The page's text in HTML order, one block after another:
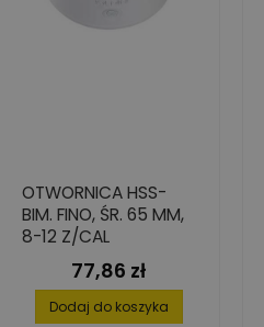
OTWORNICA HSS-
BIM. FINO, ŚR. 65 MM,
8-12 Z/CAL
Cena
77,86 zł
Dodaj do koszyka